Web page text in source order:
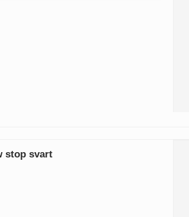
stop svart